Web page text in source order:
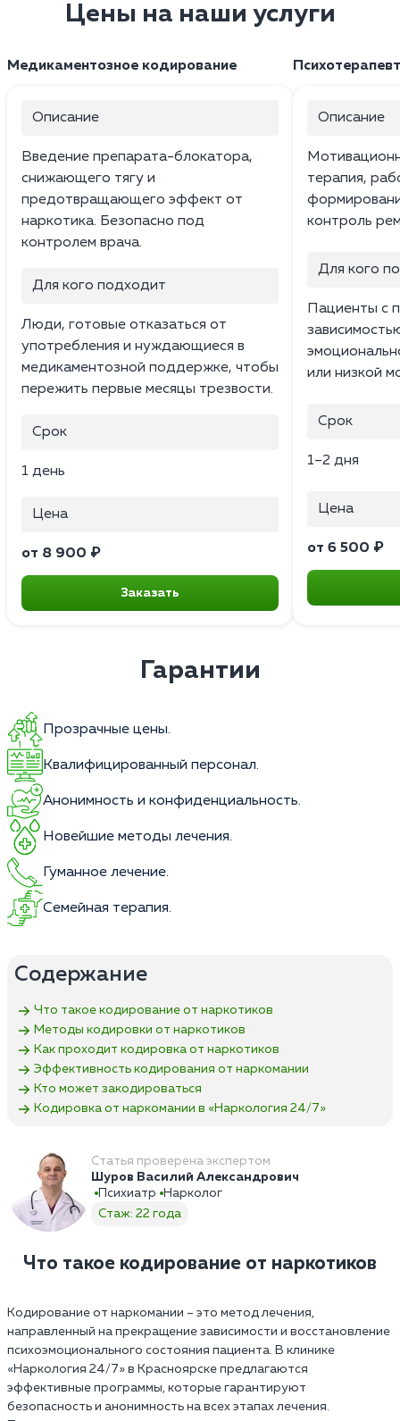
Цены на наши услуги
Медикаментозное кодирование
Описание
Введение препарата-блокатора,
снижающего тягу и
предотвращающего эффект от
наркотика. Безопасно под
контролем врача.
Для кого подходит
Люди, готовые отказаться от
употребления и нуждающиеся в
медикаментозной поддержке, чтобы
пережить первые месяцы трезвости.
Срок
1 день
Цена
от 8 900 ₽
Заказать
Описание
терапия,
контроль
Для кого
Пациенты с
или низкой
Срок
1–2 дня
Цена
от 6 500 ₽
Гарантии
Прозрачные цены.
Квалифицированный персонал.
Анонимность и конфиденциальность.
Новейшие методы лечения.
Гуманное лечение.
Семейная терапия.
Содержание
Что такое кодирование от наркотиков
Методы кодировки от наркотиков
Как проходит кодировка от наркотиков
Эффективность кодирования от наркомании
Кто может закодироваться
Кодировка от наркомании в «Наркология 24/7»
Статья проверена экспертом
Шуров Василий Александрович
Психиатр
Нарколог
Стаж: 22 года
Что такое кодирование от наркотиков
Кодирование от наркомании – это метод лечения,
направленный на прекращение зависимости и восстановление
психоэмоционального состояния пациента. В клинике
«Наркология 24/7» в Красноярске предлагаются
эффективные программы, которые гарантируют
безопасность и анонимность на всех этапах лечения.